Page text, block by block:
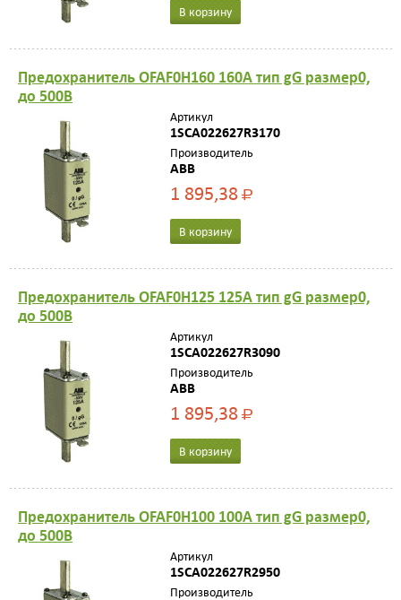
В корзину
Предохранитель OFAF0H160 160A тип gG размер0,
до 500В
Артикул
1SCA022627R3170
Производитель
ABB
1 895,38Р
В корзину
Предохранитель OFAF0H125 125A тип gG размер0,
до 500В
Артикул
1SCA022627R3090
Производитель
ABB
1 895,38Р
В корзину
Предохранитель OFAF0H100 100A тип gG размер0,
до 500В
Артикул
1SCA022627R2950
Производитель